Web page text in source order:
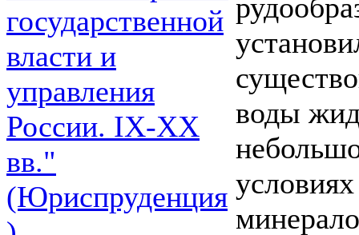
государственной
власти и
управления
России. IХ-ХХ
вв."
(Юриспруденция
воды